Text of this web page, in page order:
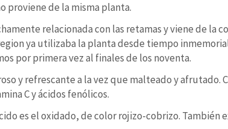
proviene de la misma planta.
relacionada con las retamas y viene de la
ya utilizaba la planta desde tiempo
por primera vez al finales de los noventa.
y refrescante a la vez que malteado y
C y ácidos fenólicos.
es el oxidado, de color rojizo-cobrizo. También